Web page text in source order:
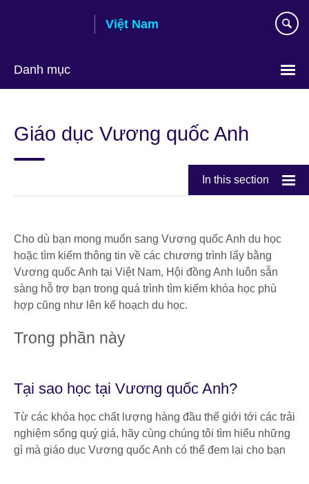
Việt Nam
Danh mục
language
Giáo dục Vương quốc Anh
In this section
Cho dù bạn mong muốn sang Vương quốc Anh du học
hoặc tìm kiếm thông tin về các chương trình lấy bằng
Vương quốc Anh tại Việt Nam, Hội đồng Anh luôn sẵn
sàng hỗ trợ bạn trong quá trình tìm kiếm khóa học phù
hợp cũng như lên kế hoạch du học.
Trong phần này
Tại sao học tại Vương quốc Anh?
Từ các khóa học chất lượng hàng đầu thế giới tới các trải
nghiệm sống quý giá, hãy cùng chúng tôi tìm hiểu những
gì mà giáo dục Vương quốc Anh có thể đem lại cho bạn